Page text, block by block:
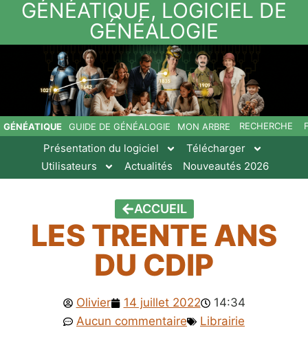
GÉNÉATIQUE, LOGICIEL DE
GÉNÉALOGIE
GÉNÉATIQUE GUIDE DE GÉNÉALOGIE MON ARBRE RECHERCHE
Présentation du logiciel
Télécharger
Utilisateurs
Actualités Nouveautés 2026
ACCUEIL
LES TRENTE ANS
DU CDIP
Olivier 14 juillet 2022
14:34
Aucun commentaire
Librairie